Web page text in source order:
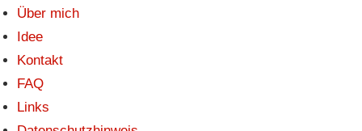
Über mich
Idee
Kontakt
FAQ
Links